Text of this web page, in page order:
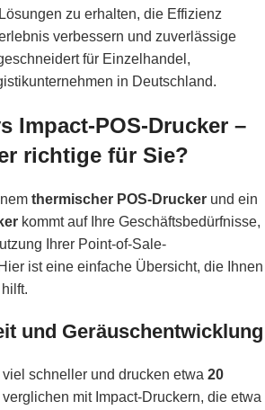
zu erhalten, die Effizienz
verbessern und zuverlässige
für Einzelhandel,
in Deutschland.
Impact-POS-Drucker –
richtige für Sie?
thermischer POS-Drucker und ein
kommt auf Ihre Geschäftsbedürfnisse,
Ihrer Point-of-Sale-
ist eine einfache Übersicht, die Ihnen
und Geräuschentwicklung
schneller und drucken etwa 20
verglichen mit Impact-Druckern, die etwa